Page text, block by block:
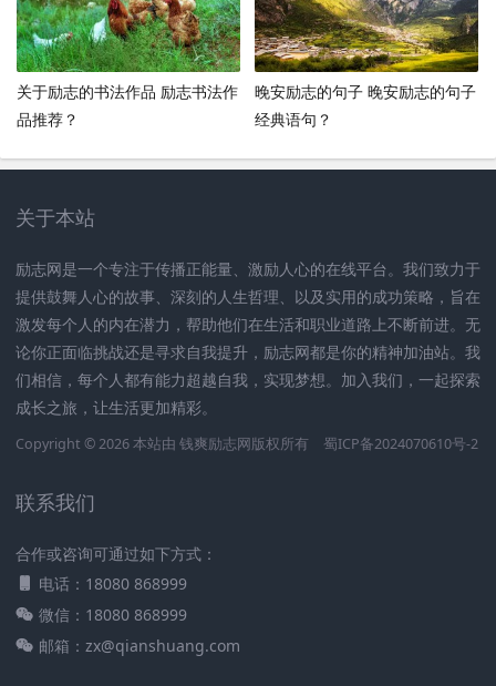
关于励志的书法作品 励志书法作
品推荐？
晚安励志的句子 晚安励志的句子
经典语句？
关于本站
励志网是一个专注于传播正能量、激励人心的在线平台。我们致力于
提供鼓舞人心的故事、深刻的人生哲理、以及实用的成功策略，旨在
激发每个人的内在潜力，帮助他们在生活和职业道路上不断前进。无
论你正面临挑战还是寻求自我提升，励志网都是你的精神加油站。我
们相信，每个人都有能力超越自我，实现梦想。加入我们，一起探索
成长之旅，让生活更加精彩。
Copyright © 2026 本站由 钱爽励志网版权所有 蜀ICP备2024070610号-2
联系我们
合作或咨询可通过如下方式：
电话：18080 868999
微信：18080 868999
邮箱：zx@qianshuang.com